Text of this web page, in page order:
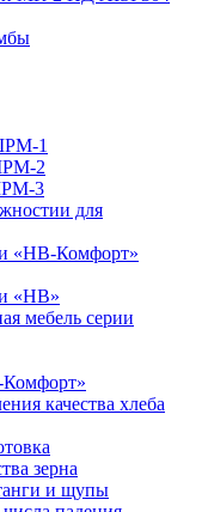
1
2
3
для
«НВ-Комфорт»
«НВ»
мебель серии
Комфорт»
качества хлеба
зерна
и щупы